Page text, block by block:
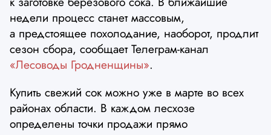
недели процесс станет массовым,
а предстоящее похолодание, наоборот, продлит
сезон сбора, сообщает Телеграм-канал
«Лесоводы Гродненщины».
Купить свежий сок можно уже в марте во всех
районах области. В каждом лесхозе
определены точки продажи прямо